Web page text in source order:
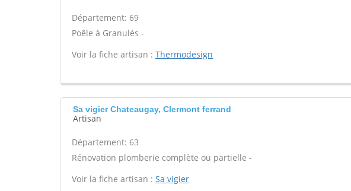
Département: 69
Poêle à Granulés -
Voir la fiche artisan : Thermodesign
Sa vigier Chateaugay, Clermont ferrand
Artisan
Département: 63
Rénovation plomberie complète ou partielle -
Voir la fiche artisan : Sa vigier